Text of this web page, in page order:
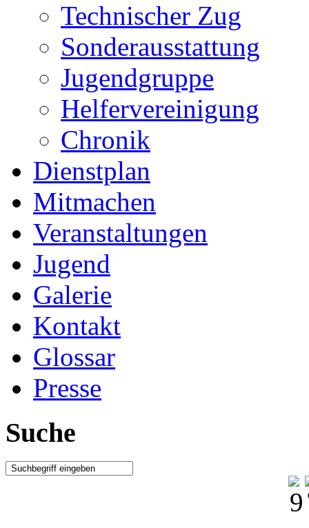
Technischer Zug
Sonderausstattung
Jugendgruppe
Helfervereinigung
Chronik
Dienstplan
Mitmachen
Veranstaltungen
Jugend
Galerie
Kontakt
Glossar
Presse
Suche